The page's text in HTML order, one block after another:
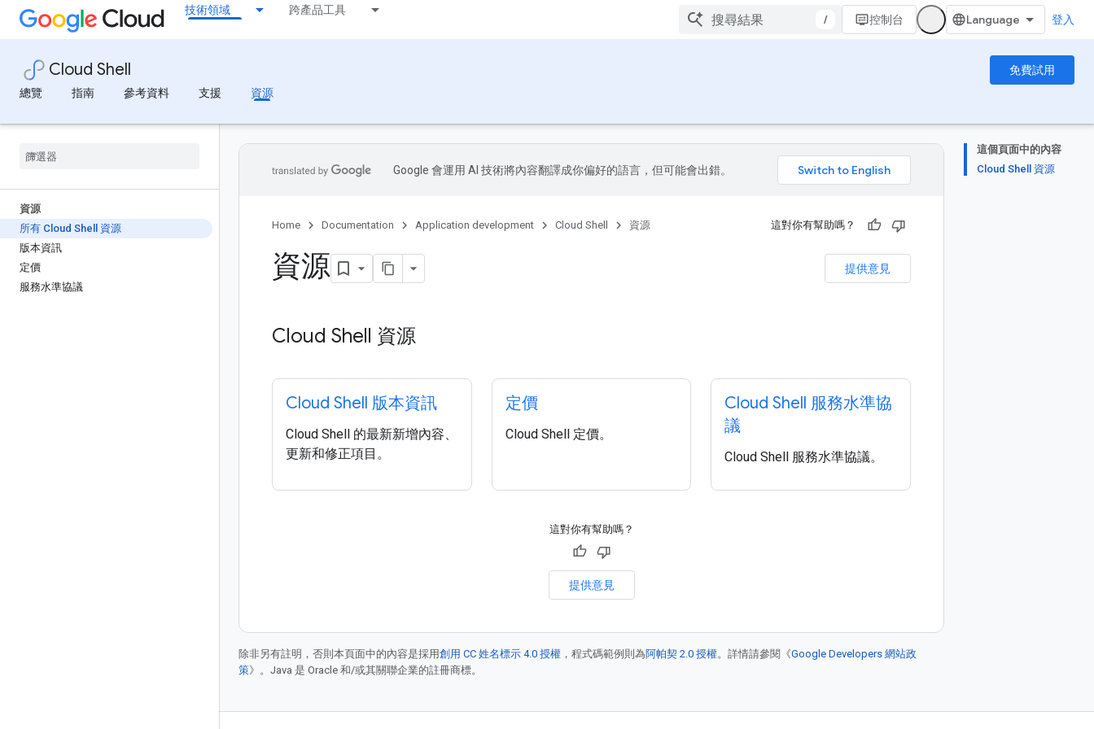
技術領域 跨產品工具
/ 控制台 登入
Cloud Shell
免費試用
總覽
指南 參考資料 支援 資源
資源
所有 Cloud Shell 資源
版本資訊
定價
服務水準協議
這個頁面中的內容
Cloud Shell 資源
Google 會運用 AI 技術將內容翻譯成你偏好的語言，但可能會出錯。
Home Documentation Application development Cloud Shell 資源 這對你有幫助嗎？
提供意見
資源
Cloud Shell 資源
Cloud Shell 版本資訊
Cloud Shell 的最新新增內容、
更新和修正項目。
定價
Cloud Shell 定價。
Cloud Shell 服務水準協
議
Cloud Shell 服務水準協議。
這對你有幫助嗎？
提供意見
除非另有註明，否則本頁面中的內容是採用創用 CC 姓名標示 4.0 授權 ，程式碼範例則為阿帕契 2.0 授權。詳情請參閱《Google Developers 網站政
策》。Java 是 Oracle 和/或其關聯企業的註冊商標。